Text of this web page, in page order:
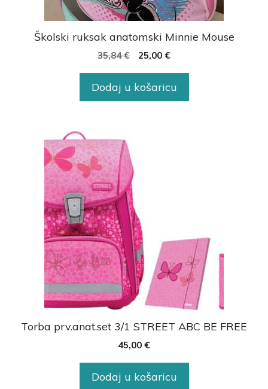
Školski ruksak anatomski Minnie Mouse
35,84€ 25,00 €
Dodaj u košaricu
Torba prv.anat.set 3/1 STREET ABC BE FREE
45,00 €
Dodaj u košaricu